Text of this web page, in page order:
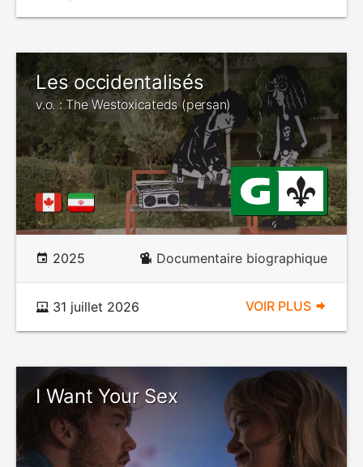
Les occidentalisés
v.o. : The Westoxicateds (persan)
2025 Documentaire biographique
31 juillet 2026 VOIR PLUS
I Want Your Sex